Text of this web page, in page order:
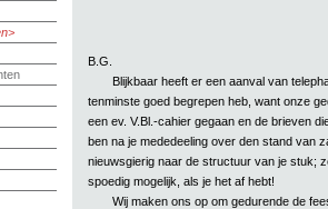
B.G.
Blijkbaar heeft er een aanval van
tenminste goed begrepen heb, want onze
een ev. V.Bl.-cahier gegaan en de brieven
ben na je mededeeling over den stand van
nieuwsgierig naar de structuur van je stuk;
spoedig mogelijk, als je het af hebt!
Wij maken ons op om gedurende de